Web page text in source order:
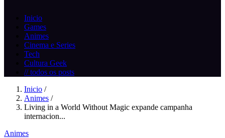
Inicio
Games
Animes
Cinema e Series
Tech
Cultura Geek
// todos os posts
Inicio /
Animes /
Living in a World Without Magic expande campanha
internacion...
Animes